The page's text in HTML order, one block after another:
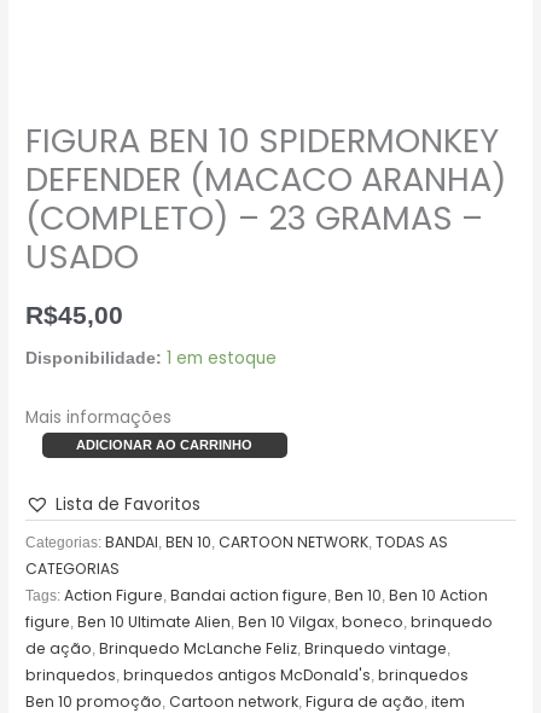
FIGURA BEN 10 SPIDERMONKEY
DEFENDER (MACACO ARANHA)
(COMPLETO) – 23 GRAMAS –
USADO
R$45,00
Disponibilidade: 1 em estoque
Mais informações
ADICIONAR AO CARRINHO
Lista de Favoritos
Categorias:BANDAI ,BEN 10 ,CARTOON NETWORK ,TODAS AS
CATEGORIAS
Tags: Action Figure ,Bandai action figure ,Ben 10 ,Ben 10 Action
figure ,Ben 10 Ultimate Alien ,Ben 10 Vilgax ,boneco ,brinquedo
de ação ,Brinquedo McLanche Feliz ,Brinquedo vintage
brinquedos ,brinquedos antigos McDonald's ,brinquedos
Ben 10 promoção ,Cartoon network ,Figura de ação ,item